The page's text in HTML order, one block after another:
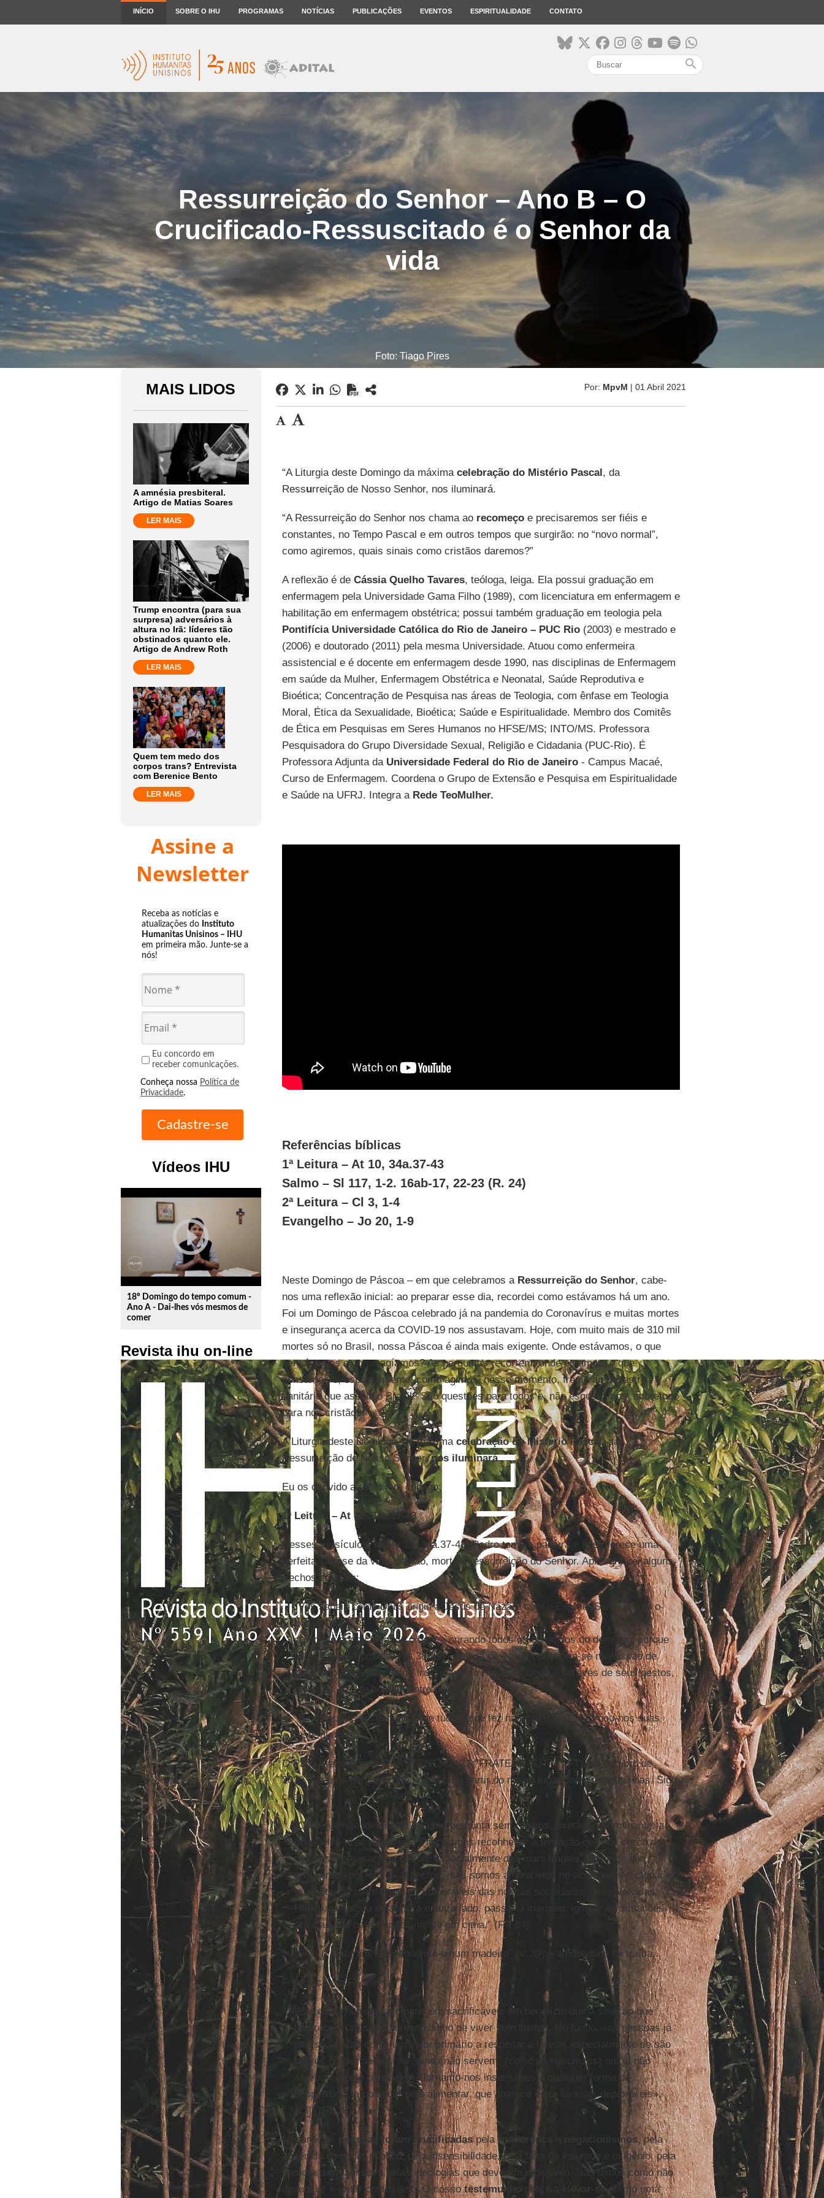
INÍCIO SOBRE O IHU PROGRAMAS NOTÍCIAS PUBLICAÇÕES EVENTOS ESPIRITUALIDADE CONTATO
search
Ressurreição do Senhor – Ano B – O
Crucificado-Ressuscitado é o Senhor da
vida
Foto: Tiago Pires
MAIS LIDOS
A amnésia presbiteral.
Artigo de Matias Soares
LER MAIS
Trump encontra (para sua
surpresa) adversários à
altura no Irã: líderes tão
obstinados quanto ele.
Artigo de Andrew Roth
LER MAIS
Quem tem medo dos
corpos trans? Entrevista
com Berenice Bento
LER MAIS
Assine a
Newsletter
Receba as notícias e
atualizações do Instituto
Humanitas Unisinos – IHU
em primeira mão. Junte-se a
nós!
Eu concordo em
receber comunicações.
Conheça nossa Política de
Privacidade.
Vídeos IHU
play_circle_outline
18º Domingo do tempo comum -
Ano A - Dai-lhes vós mesmos de
comer
Revista ihu on-line
Por: MpvM | 01 Abril 2021
“A Liturgia deste Domingo da máxima celebração do Mistério Pascal, da
Ressurreição de Nosso Senhor, nos iluminará.
“A Ressurreição do Senhor nos chama ao recomeçoe precisaremos ser fiéis e
constantes, no Tempo Pascal e em outros tempos que surgirão: no “novo normal”,
como agiremos, quais sinais como cristãos daremos?”
A reflexão é de Cássia Quelho Tavares, teóloga, leiga. Ela possui graduação em
enfermagem pela Universidade Gama Filho (1989), com licenciatura em enfermagem e
habilitação em enfermagem obstétrica; possui também graduação em teologia pela
Pontifícia Universidade Católica do Rio de Janeiro – PUC Rio(2003) e mestrado e
(2006) e doutorado (2011) pela mesma Universidade. Atuou como enfermeira
assistencial e é docente em enfermagem desde 1990, nas disciplinas de Enfermagem
em saúde da Mulher, Enfermagem Obstétrica e Neonatal, Saúde Reprodutiva e
Bioética; Concentração de Pesquisa nas áreas de Teologia, com ênfase em Teologia
Moral, Ética da Sexualidade, Bioética; Saúde e Espiritualidade. Membro dos Comitês
de Ética em Pesquisas em Seres Humanos no HFSE/MS; INTO/MS. Professora
Pesquisadora do Grupo Diversidade Sexual, Religião e Cidadania (PUC-Rio). É
Professora Adjunta da Universidade Federal do Rio de Janeiro- Campus Macaé,
Curso de Enfermagem. Coordena o Grupo de Extensão e Pesquisa em Espiritualidade
e Saúde na UFRJ. Integra a Rede TeoMulher.
Referências bíblicas
1ª Leitura – At 10, 34a.37-43
Salmo – Sl 117, 1-2. 16ab-17, 22-23 (R. 24)
2ª Leitura – Cl 3, 1-4
Evangelho – Jo 20, 1-9
Neste Domingo de Páscoa – em que celebramos aRessurreição do Senhor, cabe-
nos uma reflexão inicial: ao preparar esse dia, recordei como estávamos há um ano.
Foi um Domingo de Páscoa celebrado já na pandemia do Coronavírus e muitas mortes
e insegurança acerca da COVID-19 nos assustavam. Hoje, com muito mais de 310 mil
mortes só no Brasil, nossa Páscoa é ainda mais exigente. Onde estávamos, o que
pensávamos e como agíamos? As perguntas recorrem: onde estamos, o que
pensamos e, especialmente, como agimos, nesse momento, frente ao desastre
sanitário que assola o Brasil? São questões para todos e, não esqueçamos, sobretudo
para nós cristãos!
A Liturgia deste Domingo, da máxima celebração do Mistério Pascal, da
Ressurreição de Nosso Senhor,nos iluminará.
Eu os convido a refletirem comigo:
1ª Leitura – At 10, 34a.37-43
Nesses versículos, em At 10, 34a.37-43, Pedro toma a palavra e nos oferece uma
perfeita síntese da vida, paixão, morte e ressurreição do Senhor. Apresentarei alguns
trechos centrais:
“Vós sabeis como Deus ungiu a Jesus de Nazaré com o Espírito Santo e com o
poder
como ele andou fazendo o bem e curando todos os oprimidos do demônio, porque
Deus estava com ele” (vs.38-39) – a vida de Jesus concentra-se na missão de
peregrino, fazendo o bem, instaurando o Reino de Deus e, através de seus gestos,
palavras, fez-se homem entre nós.
“E nós somos testemunhas de tudo o que fez na terra” (v.39) – tornou-nos suas
testemunhas!!
O Papa Francisco na CARTA ENCÍCLICA “FRATELLI TUTTI” (FT), de outubro de
2020, faz uma pergunta que nos cabe a partir do nosso lugar como testemunhas. Sigo
citando:
“Com quem te identificas? É uma pergunta sem rodeios, direta e determinante: a
qual deles te assemelhas? Precisamos reconhecer a tentação que nos cerca de
nos desinteressar dos outros, especialmente dos mais frágeis. Dizemos que
crescemos em muitos aspectos, mas somos analfabetos no acompanhar, cuidar e
sustentar os mais frágeis e vulneráveis das nossas sociedades desenvolvidas.
Habituamo-nos a olhar para o outro lado, passar à margem, ignorar as situações
até elas nos caírem diretamente em cima.” (FT, 64)
“Eles o mataram, suspendendo-o num madeiro” (v. 39) – a fidelidade foi traída...
Francisco em FT afirma:
“Partes da humanidade parecem sacrificáveis em benefício duma seleção que
favorece a um setor humano digno de viver sem limites. No fundo, «as pessoas já
não são vistas como um valor primário a respeitar e tutelar, especialmente se são
pobres ou deficientes, se “ainda não servem” (como os nascituros) ou “já não
servem” (como os idosos). Tornamo-nos insensíveis a qualquer forma de
desperdício, a começar pelo alimentar, que aparece entre os mais deploráveis».
[13]” (FT 18).
Milhares de pessoas foram crucificadaspelaindiferença e negacionismos,pela
ausência do poder público, pela insensibilidade, pela falta de insumos e oxigênio, pela
demora das vacinas e pelas ideologias que devoram e dividem. Não temos como não
denunciar e gritar contra isso! O nossotestemunho precisa elevar-se, como uma